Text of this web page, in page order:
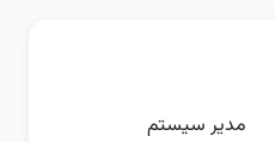
مدیر سیستم